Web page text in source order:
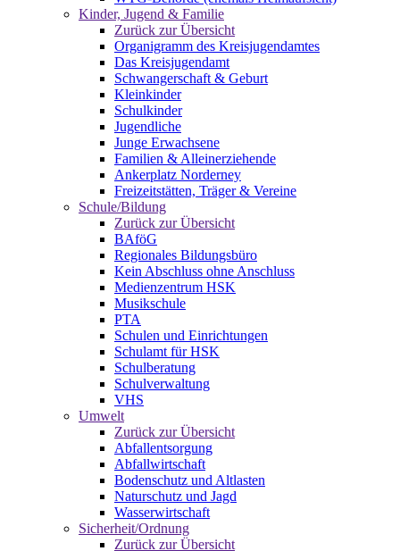
Kinder, Jugend & Familie
Zurück zur Übersicht
Organigramm des Kreisjugendamtes
Das Kreisjugendamt
Schwangerschaft & Geburt
Kleinkinder
Schulkinder
Jugendliche
Junge Erwachsene
Familien & Alleinerziehende
Ankerplatz Norderney
Freizeitstätten, Träger & Vereine
Schule/Bildung
Zurück zur Übersicht
BAföG
Regionales Bildungsbüro
Kein Abschluss ohne Anschluss
Medienzentrum HSK
Musikschule
PTA
Schulen und Einrichtungen
Schulamt für HSK
Schulberatung
Schulverwaltung
VHS
Umwelt
Zurück zur Übersicht
Abfallentsorgung
Abfallwirtschaft
Bodenschutz und Altlasten
Naturschutz und Jagd
Wasserwirtschaft
Sicherheit/Ordnung
Zurück zur Übersicht